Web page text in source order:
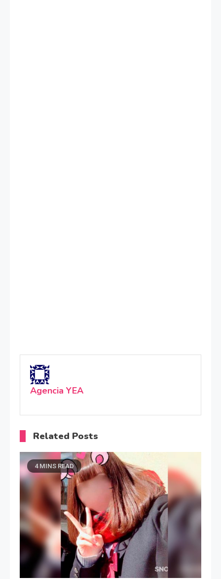
Agencia YEA
Related Posts
4 MINS READ